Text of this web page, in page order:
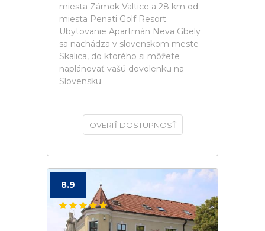
miesta Zámok Valtice a 28 km od
miesta Penati Golf Resort.
Ubytovanie Apartmán Neva Gbely
sa nachádza v slovenskom meste
Skalica, do ktorého si môžete
naplánovať vašú dovolenku na
Slovensku.
OVERIŤ DOSTUPNOSŤ
8.9